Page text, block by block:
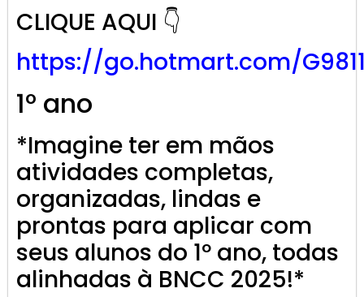
CLIQUE AQUI 👇
https://go.hotmart.com/
1º ano
*Imagine ter em mãos
atividades completas,
organizadas, lindas e
prontas para aplicar com
seus alunos do 1º ano, todas
alinhadas à BNCC 2025!*